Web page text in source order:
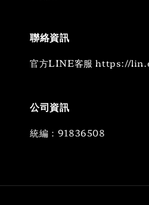
聯絡資訊
官方LINE客服 https://
公司資訊
統編：91836508